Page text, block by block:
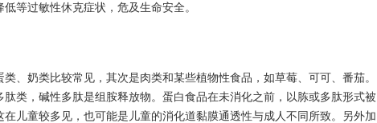
等过敏性休克症状，危及生命安全。
、奶类比较常见，其次是肉类和某些植物性食品，如草莓、可可、番茄。
肽类，碱性多肽是组胺释放物。蛋白食品在未消化之前，以胨或多肽形式被
儿童较多见，也可能是儿童的消化道黏膜通透性与成人不同所致。另外加